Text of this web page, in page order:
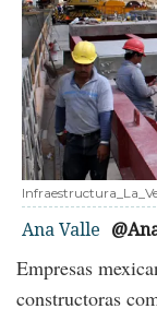
Ana Valle
Empresas
constructoras